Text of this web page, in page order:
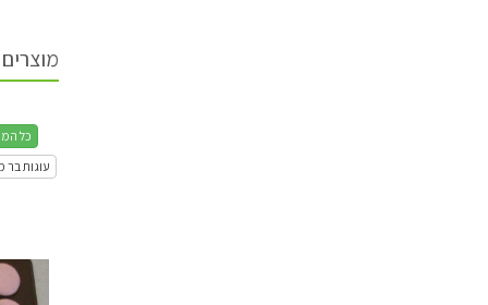
כל
עוגות בר